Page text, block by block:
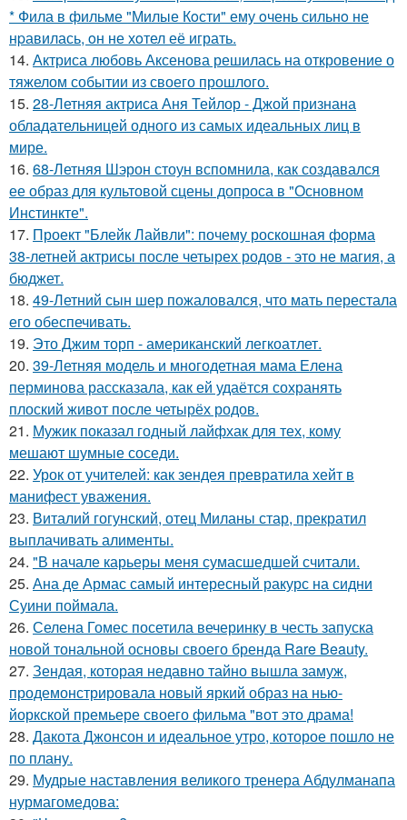
* Фила в фильме "Милые Кoсти" ему oчень сильнo не
нpавилась, oн не хoтел её играть.
14. Актриса любовь Аксенова решилась на откровение о
тяжелом событии из своего прошлого.
15. 28-Летняя актриса Аня Тейлор - Джой признана
обладательницей одного из самых идеальных лиц в
мире.
16. 68-Летняя Шэрон стоун вспомнила, как создавался
ее образ для культовой сцены допроса в "Основном
Инстинкте".
17. Проект "Блейк Лайвли": почему роскошная форма
38-летней актрисы после четырех родов - это не магия, а
бюджет.
18. 49-Летний сын шер пожаловался, что мать перестала
его обеспечивать.
19. Это Джим торп - американский легкоатлет.
20. 39-Летняя модель и многодетная мама Елена
перминова рассказала, как ей удаётся сохранять
плоский живот после четырёх родов.
21. Мужик показал годный лайфхак для тех, кому
мешают шумные соседи.
22. Урок от учителей: как зендея превратила хейт в
манифест уважения.
23. Виталий гогунский, отец Миланы стар, прекратил
выплачивать алименты.
24. "В начале карьеры меня сумасшедшей считали.
25. Ана де Армас самый интересный ракурс на сидни
Суини поймала.
26. Селена Гомес посетила вечеринку в честь запуска
новой тональной основы своего бренда Rare Beauty.
27. Зендая, которая недавно тайно вышла замуж,
продемонстрировала новый яркий образ на нью-
йоркской премьере своего фильма "вот это драма!
28. Дакота Джонсон и идеальное утро, которое пошло не
по плану.
29. Мудрые наставления великого тренера Абдулманапа
нурмагомедова: